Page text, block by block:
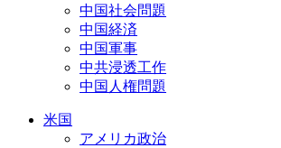
中国社会問題
中国経済
中国軍事
中共浸透工作
中国人権問題
米国
アメリカ政治